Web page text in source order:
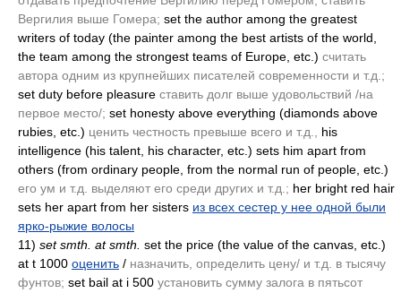
Вергилия выше Гомера; set the author among the greatest
writers of today (the painter among the best artists of the world,
the team among the strongest teams of Europe, etc.) считать
автора одним из крупнейших писателей современности и т.д.;
set duty before pleasure ставить долг выше удовольствий /на
первое место/; set honesty above everything (diamonds above
rubies, etc.) ценить честность превыше всего и т.д.,
his
intelligence (his talent, his character, etc.) sets him apart from
others (from ordinary people, from the normal run of people, etc.)
его ум и т.д. выделяют его среди других и т.д.; her bright red hair
sets her apart from her sisters из всех сестер у нее одной были
ярко-рыжие волосы
11) set smth. at smth. set the price (the value of the canvas, etc.)
at t 1000 оценить / назначить, определить цену/ и т.д. в тысячу
фунтов; set bail at i 500 установить сумму залога в пятьсот